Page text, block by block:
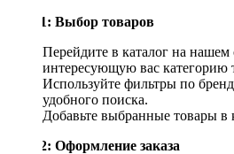
Шаг 1: Выбор товаров
Перейдите в каталог на нашем
интересующую вас категорию
Используйте фильтры по
удобного поиска.
Добавьте выбранные товары в
Шаг 2: Оформление заказа